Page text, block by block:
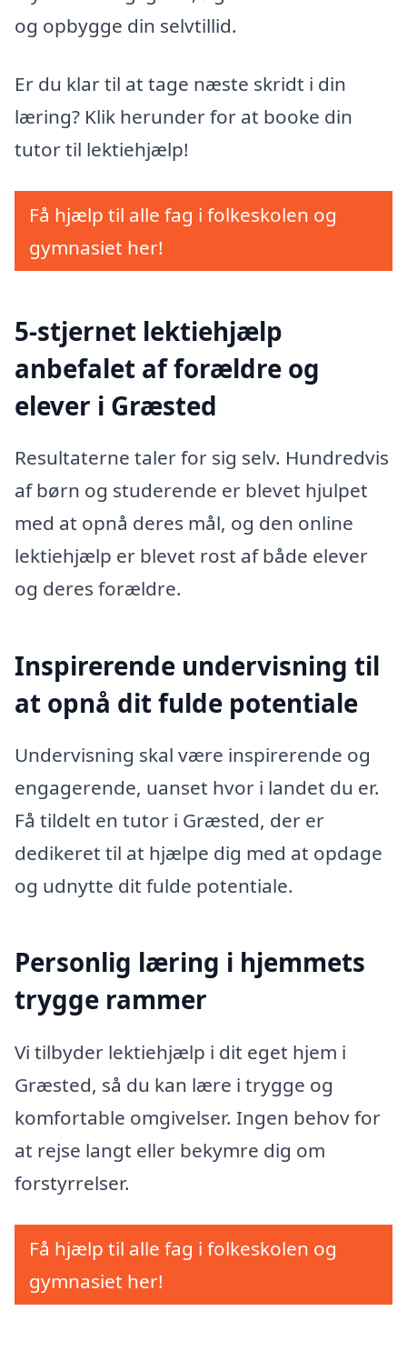
og opbygge din selvtillid.
Er du klar til at tage næste skridt i din
læring? Klik herunder for at booke din
tutor til lektiehjælp!
Få hjælp til alle fag i folkeskolen og
gymnasiet her!
5-stjernet lektiehjælp
anbefalet af forældre og
elever i Græsted
Resultaterne taler for sig selv. Hundredvis
af børn og studerende er blevet hjulpet
med at opnå deres mål, og den online
lektiehjælp er blevet rost af både elever
og deres forældre.
Inspirerende undervisning til
at opnå dit fulde potentiale
Undervisning skal være inspirerende og
engagerende, uanset hvor i landet du er.
Få tildelt en tutor i Græsted, der er
dedikeret til at hjælpe dig med at opdage
og udnytte dit fulde potentiale.
Personlig læring i hjemmets
trygge rammer
Vi tilbyder lektiehjælp i dit eget hjem i
Græsted, så du kan lære i trygge og
komfortable omgivelser. Ingen behov for
at rejse langt eller bekymre dig om
forstyrrelser.
Få hjælp til alle fag i folkeskolen og
gymnasiet her!